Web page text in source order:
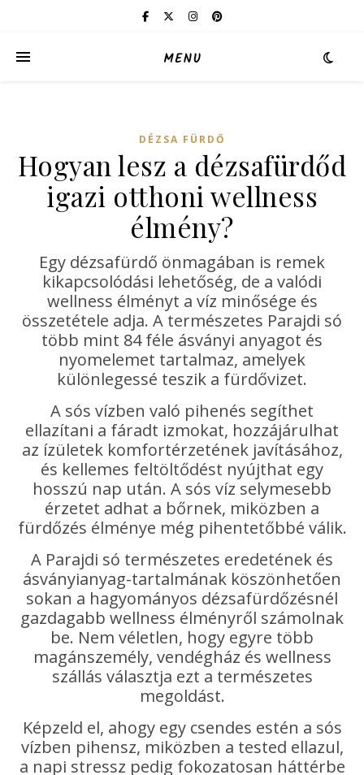
MENU
DÉZSA FÜRDŐ
Hogyan lesz a dézsafürdőd
igazi otthoni wellness
élmény?
Egy dézsafürdő önmagában is remek
kikapcsolódási lehetőség, de a valódi
wellness élményt a víz minősége és
összetétele adja. A természetes Parajdi só
több mint 84 féle ásványi anyagot és
nyomelemet tartalmaz, amelyek
különlegessé teszik a fürdővizet.
A sós vízben való pihenés segíthet
ellazítani a fáradt izmokat, hozzájárulhat
az ízületek komfortérzetének javításához,
és kellemes feltöltődést nyújthat egy
hosszú nap után. A sós víz selymesebb
érzetet adhat a bőrnek, miközben a
fürdőzés élménye még pihentetőbbé válik.
A Parajdi só természetes eredetének és
ásványianyag-tartalmának köszönhetően
sokan a hagyományos dézsafürdőzésnél
gazdagabb wellness élményről számolnak
be. Nem véletlen, hogy egyre több
magánszemély, vendégház és wellness
szállás választja ezt a természetes
megoldást.
Képzeld el, ahogy egy csendes estén a sós
vízben pihensz, miközben a tested ellazul,
a napi stressz pedig fokozatosan háttérbe